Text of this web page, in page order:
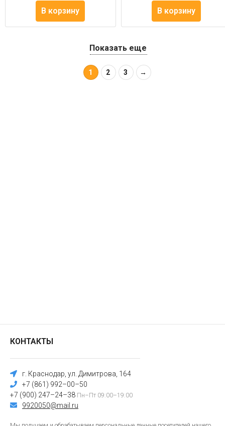
В корзину В корзину
Показать еще
1 2 3 →
КОНТАКТЫ
г. Краснодар, ул. Димитрова, 164
+7 (861) 992–00–50
+7 (900) 247–24–38 Пн–Пт 09:00–19:00
9920050@mail.ru